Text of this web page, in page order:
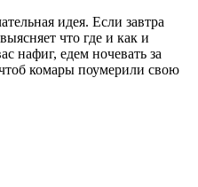
идея. Если завтра
что где и как и
нафиг, едем ночевать за
комары поумерили свою